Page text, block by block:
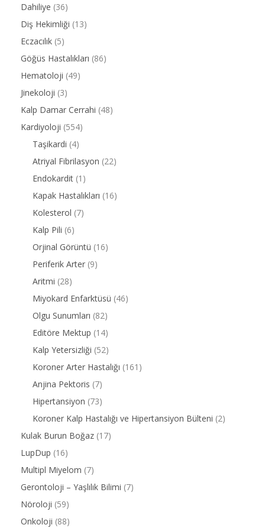
Dahiliye (36)
Diş Hekimliği (13)
Eczacılık (5)
Göğüs Hastalıkları (86)
Hematoloji (49)
Jinekoloji (3)
Kalp Damar Cerrahi (48)
Kardiyoloji (554)
Taşikardi (4)
Atriyal Fibrilasyon (22)
Endokardit (1)
Kapak Hastalıkları (16)
Kolesterol (7)
Kalp Pili (6)
Orjinal Görüntü (16)
Periferik Arter (9)
Aritmi (28)
Miyokard Enfarktüsü (46)
Olgu Sunumları (82)
Editöre Mektup (14)
Kalp Yetersizliği (52)
Koroner Arter Hastalığı (161)
Anjina Pektoris (7)
Hipertansiyon (73)
Koroner Kalp Hastalığı ve Hipertansiyon Bülteni (2)
Kulak Burun Boğaz (17)
LupDup (16)
Multipl Miyelom (7)
Gerontoloji – Yaşlılık Bilimi (7)
Nöroloji (59)
Onkoloji (88)